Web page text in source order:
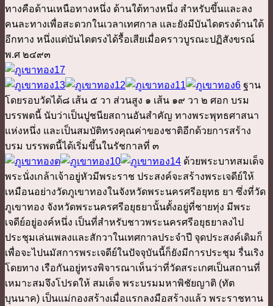
ทางคือด้านเหนือทางหนึ่ง ด้านใต้ทางหนึ่ง สำหรับขึ้นและลง
คนละทางเพื่อสะดวกในเวลาเทศกาล และยังมีบันไดตรงด้านใต้
อีกทาง หนึ่งแต่บันไดตรงได้รื้อเสียเมื่อคราวบูรณะปฏิสังขรณ์
พ.ศ ๒๔๙๓
ฐาน
โดยรอบวัดได้๘ เส้น ๕ วา ส่วนสูง ๑ เส้น ๑๙ วา ๒ ศอก บรม
บรรพตนี้ นับว่าเป็นปูชนียสถานอันสำคัญ ทางพระพุทธศาสนา
แห่งหนึ่ง และเป็นสมบัติทรงคุณค่าของชาติอีกด้วยการสร้าง
บรม บรรพตนี้ได้เริ่มขึ้นในรัชกาลที่ ๓
ด้วยพระบาทสมเด็จ
พระนั่งเกล้าเจ้าอยู่หัวมีพระราช ประสงค์จะสร้างพระเจดีย์ให้
เหมือนอย่างวัดภูเขาทองในจังหวัดพระนครศรีอยุทธ ยา ซึ่งที่วัด
ภูเขาทอง จังหวัดพระนครศรีอยุธยานั้นตั้งอยู่ที่ชายทุ่ง มีพระ
เจดีย์อยู่องค์หนึ่ง เป็นที่สำหรับชาวพระนครศรีอยุธยาลงไป
ประชุมเล่นเพลงและสักวาในเทศกาลประจำปี จุดประสงค์เดิมก็
เพื่อจะไปนมัสการพระเจดีย์ในปัจจุบันนี้ก็ยังมีการประชุม รื่นเริง
โดยทาง เรือกันอยู่ทรงพิจารณาเห็นว่าที่วัดสระเกศเป็นสถานที่
เหมาะสมจึงโปรดให้ สมเด็จ พระบรมมหาพิชัยญาติ (ทัต
บุนนาค) เป็นแม่กองสร้างเมื่อแรกลงมือสร้างแล้ว พระราชทาน